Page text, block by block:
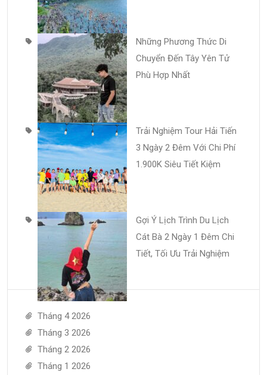
Những Phương Thức Di
Chuyển Đến Tây Yên Tử
Phù Hợp Nhất
Trải Nghiệm Tour Hải Tiến
3 Ngày 2 Đêm Với Chi Phí
1.900K Siêu Tiết Kiệm
Gợi Ý Lịch Trình Du Lịch
Cát Bà 2 Ngày 1 Đêm Chi
Tiết, Tối Ưu Trải Nghiệm
Tháng 4 2026
Tháng 3 2026
Tháng 2 2026
Tháng 1 2026